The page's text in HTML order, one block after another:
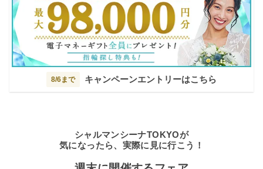
8/6まで キャンペーンエントリーはこちら
シャルマンシーナTOKYOが
気になったら、実際に見に行こう！